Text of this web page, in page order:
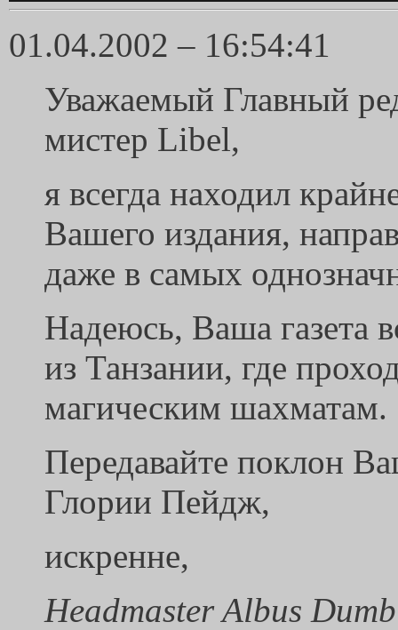
01.04.2002 – 16:54:41
Уважаемый Главный
мистер Libel,
я всегда находил
Вашего издания,
даже в самых
Надеюсь, Ваша газета
из Танзании, где
магическим шахматам.
Передавайте поклон
Глории Пейдж,
искренне,
Headmaster Albus